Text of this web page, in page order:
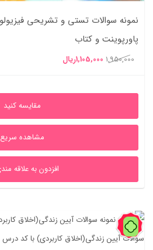
نمونه سوالات تستی و تشریحی
پاورپوینت و کتاب
1,950,000 قیمت
1,950,000ریال
1,105,000ریال
1,105,000ریال
مقایسه کنید
مشاهده سریع
افزدون به علاقه
75%